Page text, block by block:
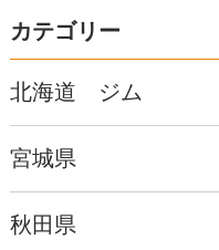
カテゴリー
北海道 ジム
宮城県
秋田県